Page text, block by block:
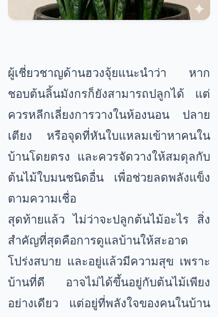
ผู้เชี่ยวชาญด้านฮวงจุ้ยแนะนำว่า หาก
ชอบต้นลิ้นมังกรก็ยังสามารถปลูกได้ แต่
ควรหลีกเลี่ยงการวางในห้องนอน ปลาย
เตียง หรือจุดที่หันใบแหลมเข้าหาคนใน
บ้านโดยตรง และควรจัดวางให้สมดุลกับ
ต้นไม้ใบมนชนิดอื่น เพื่อช่วยลดพลังแข็ง
ตามความเชื่อ
สุดท้ายแล้ว ไม่ว่าจะปลูกต้นไม้อะไร สิ่ง
สำคัญที่สุดคือการดูแลบ้านให้สะอาด
โปร่งสบาย และอยู่แล้วมีความสุข เพราะ
บ้านที่ดี อาจไม่ได้ขึ้นอยู่กับต้นไม้เพียง
อย่างเดียว แต่อยู่ที่พลังใจของคนในบ้าน